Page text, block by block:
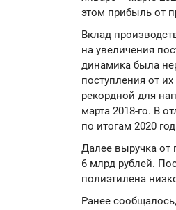
этом прибыль от
Вклад
на увеличения
динамика была
поступления от
рекордной для
марта 2018-го. В
по итогам 2020
Далее выручка от
6 млрд рублей.
полиэтилена
Ранее